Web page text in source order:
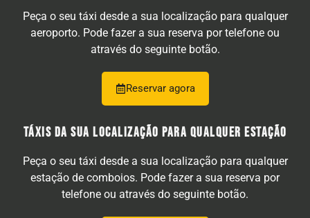
Peça o seu táxi desde a sua localização para qualquer
aeroporto. Pode fazer a sua reserva por telefone ou
através do seguinte botão.
Reservar agora
TÁXIS DA SUA LOCALIZAÇÃO PARA QUALQUER ESTAÇÃO
Peça o seu táxi desde a sua localização para qualquer
estação de comboios. Pode fazer a sua reserva por
telefone ou através do seguinte botão.